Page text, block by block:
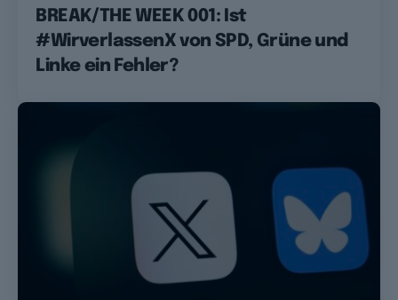
BREAK/THE WEEK 001: Ist
#WirverlassenX von SPD, Grüne und
Linke ein Fehler?